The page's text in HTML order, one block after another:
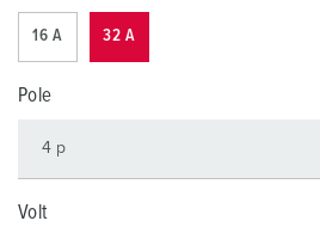
16 A 32 A
Pole
Volt